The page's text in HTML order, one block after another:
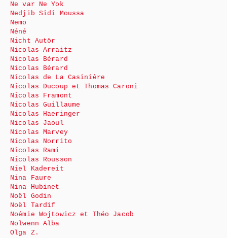
Ne var Ne Yok
Nedjib Sidi Moussa
Nemo
Néné
Nicht Autör
Nicolas Arraitz
Nicolas Bérard
Nicolas Bérard
Nicolas de La Casinière
Nicolas Ducoup et Thomas Caroni
Nicolas Framont
Nicolas Guillaume
Nicolas Haeringer
Nicolas Jaoul
Nicolas Marvey
Nicolas Norrito
Nicolas Rami
Nicolas Rousson
Niel Kadereit
Nina Faure
Nina Hubinet
Noël Godin
Noël Tardif
Noémie Wojtowicz et Théo Jacob
Nolwenn Alba
Olga Z.